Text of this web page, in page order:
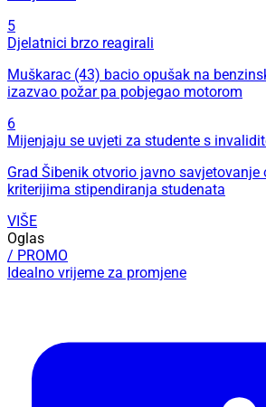
5
Djelatnici brzo reagirali
Muškarac (43) bacio opušak na
izazvao požar pa pobjegao motorom
6
Mijenjaju se uvjeti za studente s
Grad Šibenik otvorio javno savjetovanje
kriterijima stipendiranja studenata
VIŠE
Oglas
/ PROMO
Idealno vrijeme za promjene